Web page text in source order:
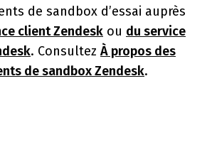
de sandbox d’essai auprès
client Zendesk ou du service
. Consultez À propos des
de sandbox Zendesk.